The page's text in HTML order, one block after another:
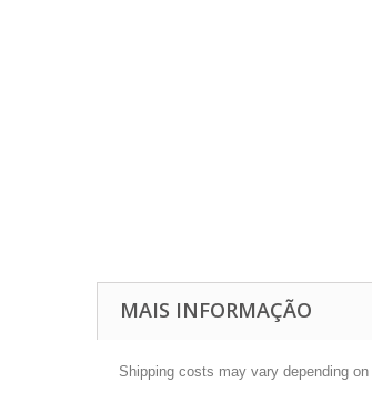
MAIS INFORMAÇÃO
Shipping costs may vary depending